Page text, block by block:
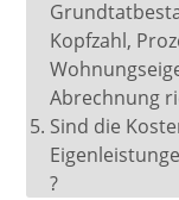
Kopfzahl,
Abrechnung
Sind die
?